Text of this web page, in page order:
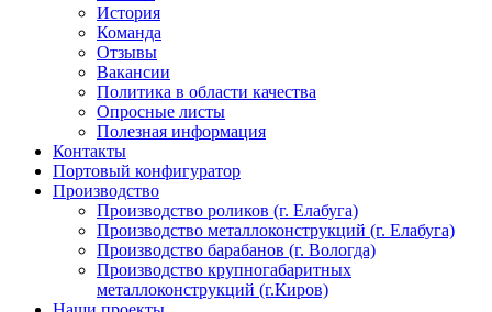
История
Команда
Отзывы
Вакансии
Политика в области качества
Опросные листы
Полезная информация
Контакты
Портовый конфигуратор
Производство
Производство роликов (г. Елабуга)
Производство металлоконструкций (г. Елабуга)
Производство барабанов (г. Вологда)
Производство крупногабаритных
металлоконструкций (г.Киров)